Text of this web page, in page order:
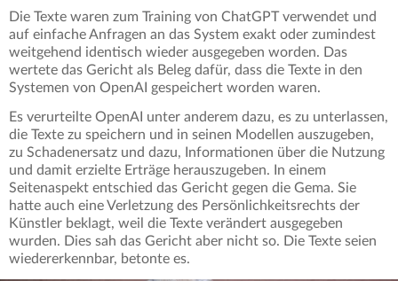
Die Texte waren zum Training von ChatGPT verwendet und
auf einfache Anfragen an das System exakt oder zumindest
weitgehend identisch wieder ausgegeben worden. Das
wertete das Gericht als Beleg dafür, dass die Texte in den
Systemen von OpenAI gespeichert worden waren.
Es verurteilte OpenAI unter anderem dazu, es zu unterlassen,
die Texte zu speichern und in seinen Modellen auszugeben,
zu Schadenersatz und dazu, Informationen über die Nutzung
und damit erzielte Erträge herauszugeben. In einem
Seitenaspekt entschied das Gericht gegen die Gema. Sie
hatte auch eine Verletzung des Persönlichkeitsrechts der
Künstler beklagt, weil die Texte verändert ausgegeben
wurden. Dies sah das Gericht aber nicht so. Die Texte seien
wiedererkennbar, betonte es.